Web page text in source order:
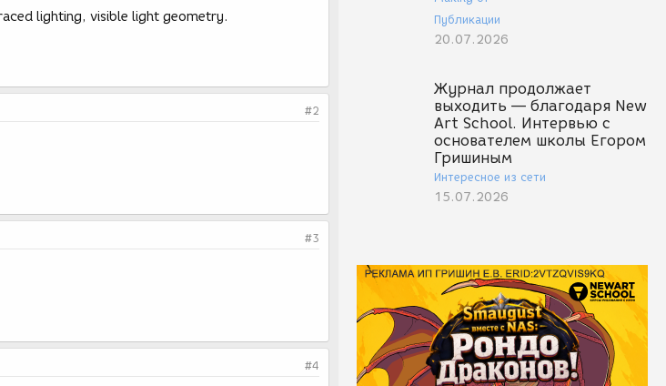
Публикации
20.07.2026
Журнал продолжает
выходить — благодаря New
Art School. Интервью с
основателем школы Егором
Гришиным
Интересное из сети
15.07.2026
lighting, visible light geometry.
#2
#3
#4